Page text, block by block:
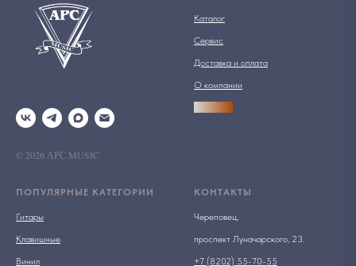
© 2026 АРС MUSIC
Каталог
Сервис
Доставка и оплата
О компании
ПОПУЛЯРНЫЕ КАТЕГОРИИ
Гитары
Клавишные
Винил
КОНТАКТЫ
Череповец,
проспект Луначарского, 23.
+7 (8202) 55-70-55